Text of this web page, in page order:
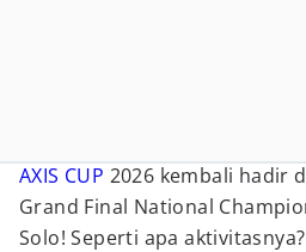
AXIS CUP 2026 kembali hadir
Grand Final National
Solo! Seperti apa